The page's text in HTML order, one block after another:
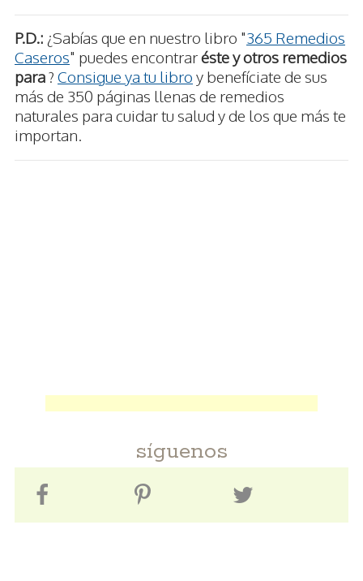
P.D.: ¿Sabías que en nuestro libro "365 Remedios
Caseros" puedes encontraréste y otros remedios
para? Consigue ya tu libro y benefíciate de sus
más de 350 páginas llenas de remedios
naturales para cuidar tu salud y de los que más te
importan.
síguenos